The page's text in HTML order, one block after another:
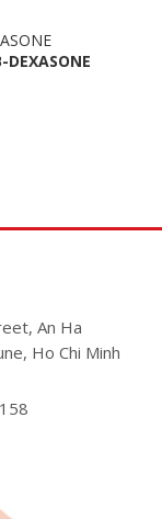
DEXASONE
An Ha
Ho Chi Minh